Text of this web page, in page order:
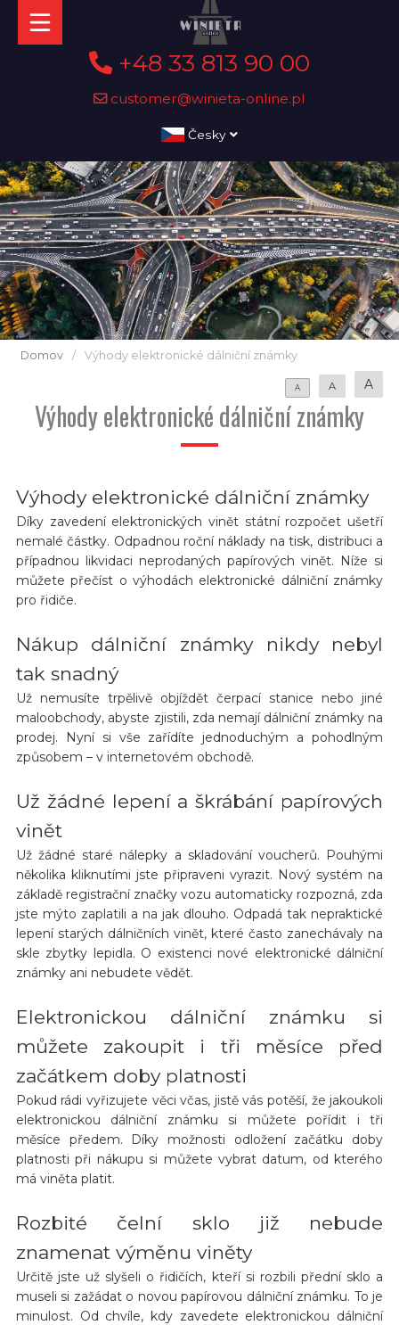
+48 33 813 90 00
customer@winieta-online.pl
Česky
Domov / Výhody elektronické dálniční známky
A A A
Výhody elektronické dálniční známky
Výhody elektronické dálniční známky
Díky zavedení elektronických vinět státní rozpočet ušetří
nemalé částky. Odpadnou roční náklady na tisk, distribuci a
případnou likvidaci neprodaných papírových vinět. Níže si
můžete přečíst o výhodách elektronické dálniční známky
pro řidiče.
Nákup dálniční známky nikdy nebyl
tak snadný
Už nemusíte trpělivě objíždět čerpací stanice nebo jiné
maloobchody, abyste zjistili, zda nemají dálniční známky na
prodej. Nyní si vše zařídíte jednoduchým a pohodlným
způsobem – v internetovém obchodě.
Už žádné lepení a škrábání papírových
vinět
Už žádné staré nálepky a skladování voucherů. Pouhými
několika kliknutími jste připraveni vyrazit. Nový systém na
základě registrační značky vozu automaticky rozpozná, zda
jste mýto zaplatili a na jak dlouho. Odpadá tak nepraktické
lepení starých dálničních vinět, které často zanechávaly na
skle zbytky lepidla. O existenci nové elektronické dálniční
známky ani nebudete vědět.
Elektronickou dálniční známku si
můžete zakoupit i tři měsíce před
začátkem doby platnosti
Pokud rádi vyřizujete věci včas, jistě vás potěší, že jakoukoli
elektronickou dálniční známku si můžete pořídit i tři
měsíce předem. Díky možnosti odložení začátku doby
platnosti při nákupu si můžete vybrat datum, od kterého
má viněta platit.
Rozbité čelní sklo již nebude
znamenat výměnu viněty
Určitě jste už slyšeli o řidičích, kteří si rozbili přední sklo a
museli si zažádat o novou papírovou dálniční známku. To je
minulost. Od chvíle, kdy zavedete elektronickou dálniční